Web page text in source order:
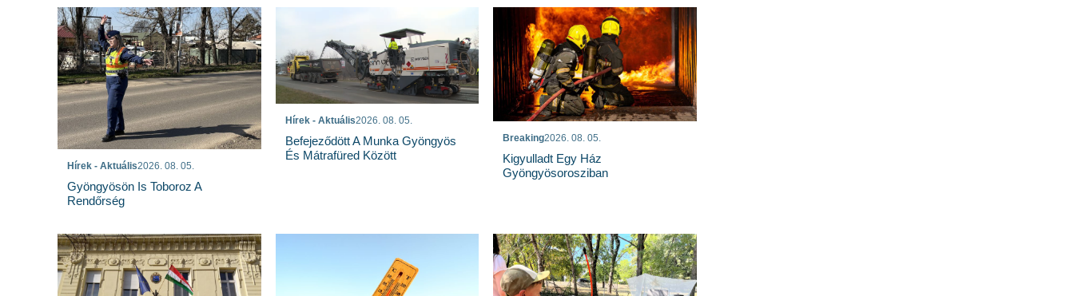
Hírek - Aktuális2026. 08. 05.
Gyöngyösön Is Toboroz A
Rendőrség
Hírek - Aktuális2026. 08. 05.
Befejeződött A Munka Gyöngyös
És Mátrafüred Között
Breaking2026. 08. 05.
Kigyulladt Egy Ház
Gyöngyösorosziban